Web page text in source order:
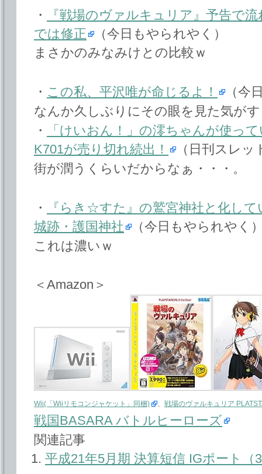
・
『戦場のヴァルキュリア』予告で
では修正
（今日もやられやく）
まさかのみなみけとの比較ｗ
・ この私、平沢唯が命じるよ！
（今
なんか久しぶりにその眼を見た気が
・
「けいおん！」の澪ちゃんが使っ
K701が売り切れ続出！
（日刊スレ
街が潤うくらいだからなぁ・・・。
・
『らき☆すた』の鷲宮神社と化し
城跡・護国神社
（今日もやられやく
これは濃いｗ
＜Amazon＞
Wii(「Wiiリモコンジャケット」同梱) 戦場のヴァルキュリア
戦国BASARA バトルヒーローズ
関連記事
平成21年5月期 決算短信 IGポート（